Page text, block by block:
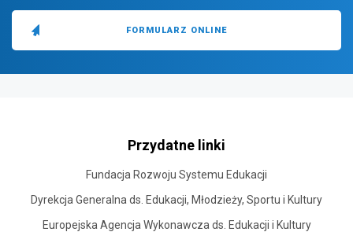
FORMULARZ ONLINE
Przydatne linki
Fundacja Rozwoju Systemu Edukacji
Dyrekcja Generalna ds. Edukacji, Młodzieży, Sportu i Kultury
Europejska Agencja Wykonawcza ds. Edukacji i Kultury